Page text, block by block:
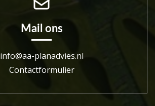
Mail ons
info@aa-planadvies.nl
Contactformulier